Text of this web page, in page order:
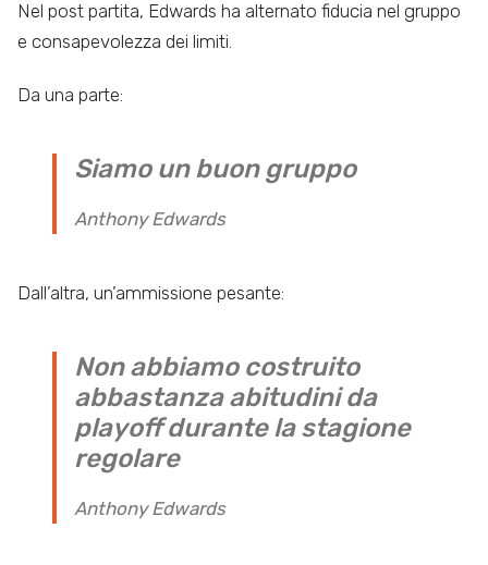
Nel post partita, Edwards ha alternato fiducia nel gruppo
e consapevolezza dei limiti.
Da una parte:
Siamo un buon gruppo
Anthony Edwards
Dall’altra, un’ammissione pesante:
Non abbiamo costruito
abbastanza abitudini da
playoff durante la stagione
regolare
Anthony Edwards